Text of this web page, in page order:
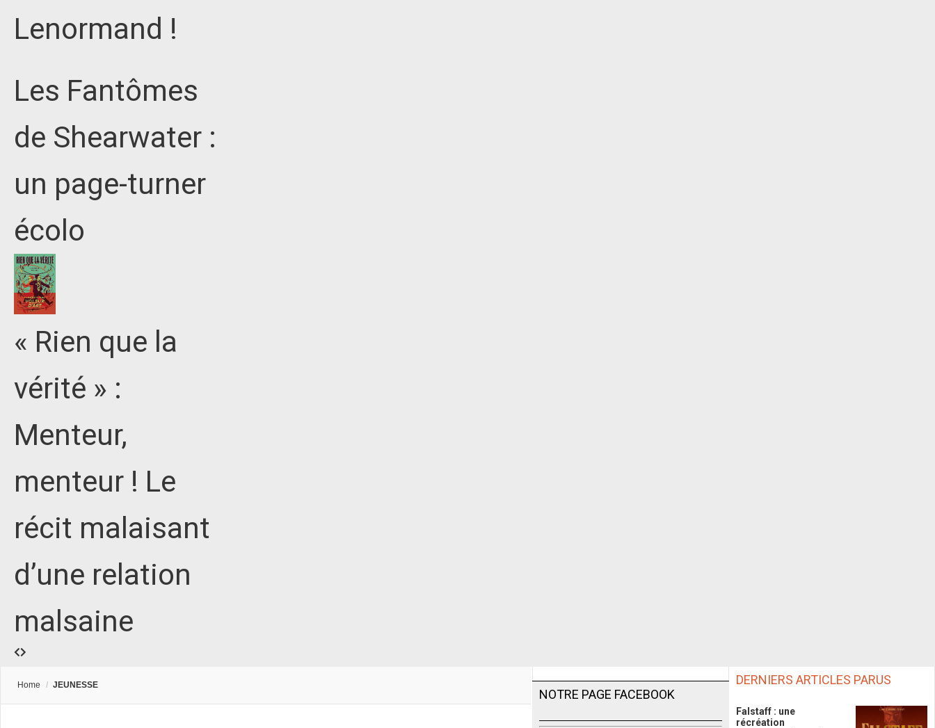
Lenormand !
Les Fantômes
de Shearwater :
un page-turner
écolo
« Rien que la
vérité » :
Menteur,
menteur ! Le
récit malaisant
d’une relation
malsaine
Home / JEUNESSE
NOTRE PAGE FACEBOOK
DERNIERS ARTICLES PARUS
Falstaff : une
récréation